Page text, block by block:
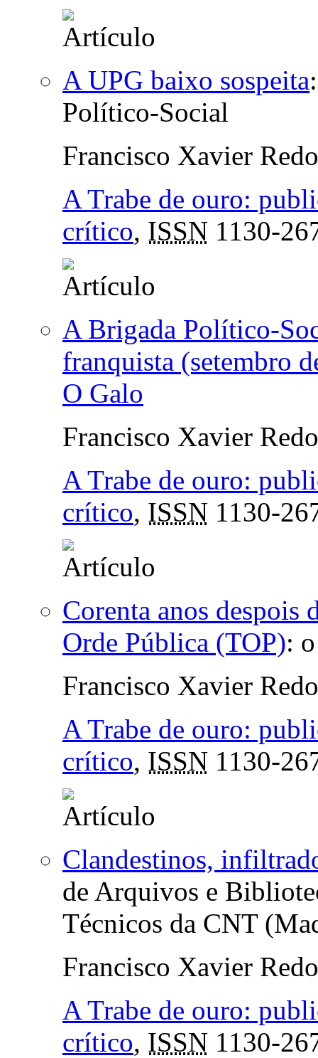
A UPG baixo sospeita
Político-Social
Francisco Xavier
A Trabe de ouro:
crítico, ISSN 1130-
A Brigada Político-
franquista (setembro
O Galo
Francisco Xavier
A Trabe de ouro:
crítico, ISSN 1130-
Corenta anos despois
Orde Pública (TOP):
Francisco Xavier
A Trabe de ouro:
crítico, ISSN 1130-
Clandestinos,
de Arquivos e
Técnicos da CNT
Francisco Xavier
A Trabe de ouro:
crítico, ISSN 1130-